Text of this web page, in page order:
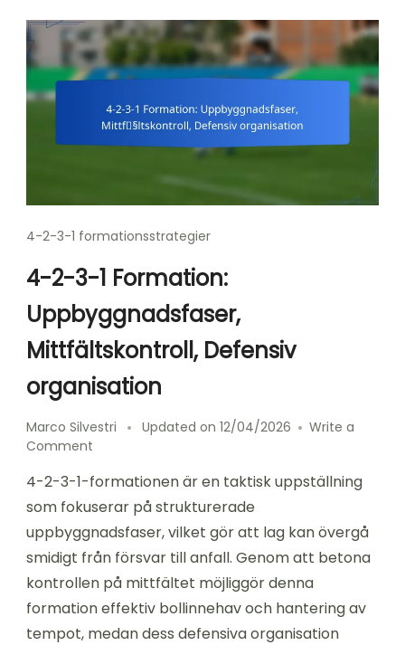
4-2-3-1 formationsstrategier
4-2-3-1 Formation:
Uppbyggnadsfaser,
Mittfältskontroll, Defensiv
organisation
Marco Silvestri Updated on 12/04/2026
Write a
Comment
2-
3-
Formation:
Uppbyggnadsfaser,
Mittfältskontroll,
Defensiv
organisation
4-2-3-1-formationen är en taktisk uppställning
som fokuserar på strukturerade
uppbyggnadsfaser, vilket gör att lag kan övergå
smidigt från försvar till anfall. Genom att betona
kontrollen på mittfältet möjliggör denna
formation effektiv bollinnehav och hantering av
tempot, medan dess defensiva organisation